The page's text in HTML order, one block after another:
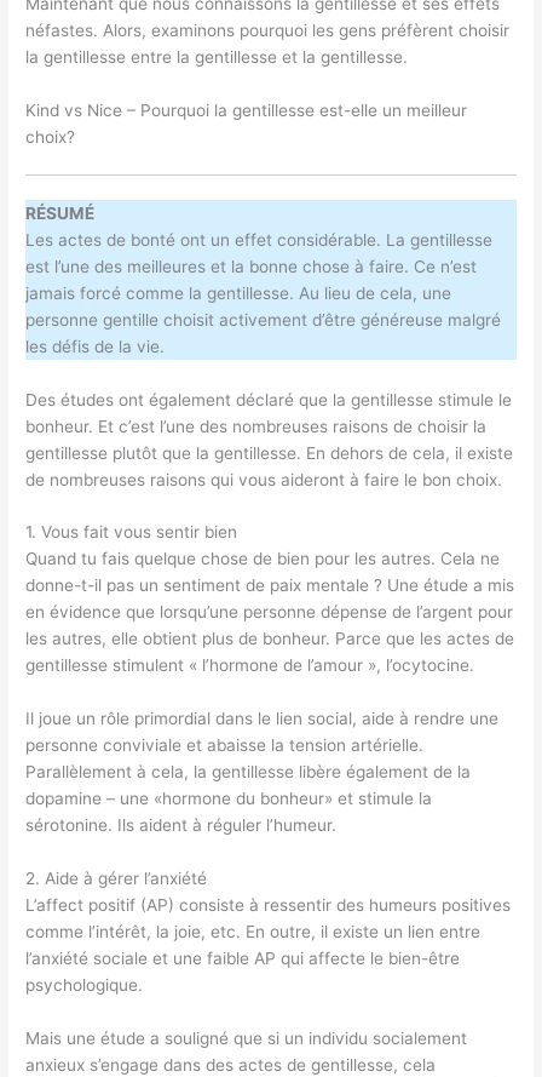
néfastes. Alors, examinons pourquoi les gens préfèrent choisir
la gentillesse entre la gentillesse et la gentillesse.
Kind vs Nice – Pourquoi la gentillesse est-elle un meilleur
choix?
RÉSUMÉ
Les actes de bonté ont un effet considérable. La gentillesse
est l’une des meilleures et la bonne chose à faire. Ce n’est
jamais forcé comme la gentillesse. Au lieu de cela, une
personne gentille choisit activement d’être généreuse malgré
les défis de la vie.
Des études ont également déclaré que la gentillesse stimule le
bonheur. Et c’est l’une des nombreuses raisons de choisir la
gentillesse plutôt que la gentillesse. En dehors de cela, il existe
de nombreuses raisons qui vous aideront à faire le bon choix.
1. Vous fait vous sentir bien
Quand tu fais quelque chose de bien pour les autres. Cela ne
donne-t-il pas un sentiment de paix mentale ? Une étude a mis
en évidence que lorsqu’une personne dépense de l’argent pour
les autres, elle obtient plus de bonheur. Parce que les actes de
gentillesse stimulent « l’hormone de l’amour », l’ocytocine.
Il joue un rôle primordial dans le lien social, aide à rendre une
personne conviviale et abaisse la tension artérielle.
Parallèlement à cela, la gentillesse libère également de la
dopamine – une «hormone du bonheur» et stimule la
sérotonine. Ils aident à réguler l’humeur.
2. Aide à gérer l’anxiété
L’affect positif (AP) consiste à ressentir des humeurs positives
comme l’intérêt, la joie, etc. En outre, il existe un lien entre
l’anxiété sociale et une faible AP qui affecte le bien-être
psychologique.
Mais une étude a souligné que si un individu socialement
anxieux s’engage dans des actes de gentillesse, cela